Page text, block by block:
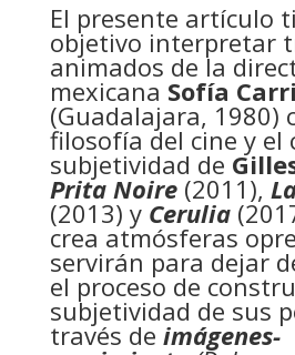
El presente artículo
objetivo interpretar
animados de la
mexicana Sofía
(Guadalajara, 1980)
filosofía del cine y el
subjetividad de
Prita Noire(2011),
(2013) y Cerulia
crea atmósferas
servirán para dejar
el proceso de
subjetividad de sus
través de imágenes-